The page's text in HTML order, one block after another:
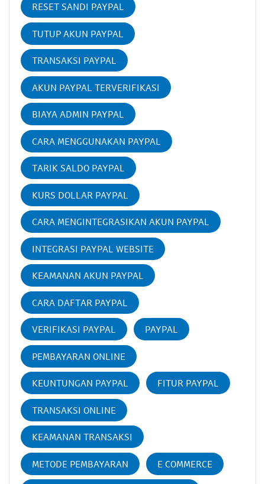
RESET SANDI PAYPAL
TUTUP AKUN PAYPAL
TRANSAKSI PAYPAL
AKUN PAYPAL TERVERIFIKASI
BIAYA ADMIN PAYPAL
CARA MENGGUNAKAN PAYPAL
TARIK SALDO PAYPAL
KURS DOLLAR PAYPAL
CARA MENGINTEGRASIKAN AKUN PAYPAL
INTEGRASI PAYPAL WEBSITE
KEAMANAN AKUN PAYPAL
CARA DAFTAR PAYPAL
VERIFIKASI PAYPAL PAYPAL
PEMBAYARAN ONLINE
KEUNTUNGAN PAYPAL FITUR PAYPAL
TRANSAKSI ONLINE
KEAMANAN TRANSAKSI
METODE PEMBAYARAN E COMMERCE